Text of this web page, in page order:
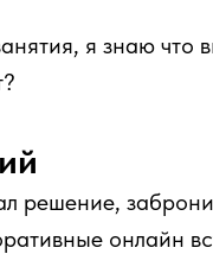
я знаю что
решение,
онлайн